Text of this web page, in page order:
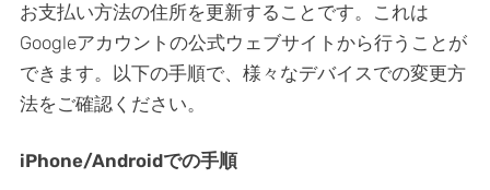
お支払い方法の住所を更新することです。これは
Googleアカウントの公式ウェブサイトから行うことが
できます。以下の手順で、様々なデバイスでの変更方
法をご確認ください。
iPhone/Androidでの手順